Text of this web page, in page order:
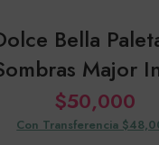
Bella
Major
$50,000
Con Transferencia